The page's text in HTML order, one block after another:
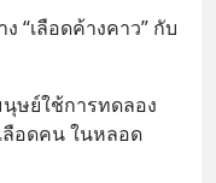
“เลือดค้างคาว” กับ
ษย์ใช้การทดลอง
ลือดคน ในหลอด